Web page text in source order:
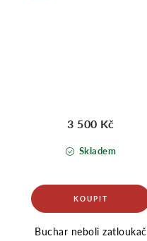
Skladem
3 500 Kč
Buchar neboli zatloukač